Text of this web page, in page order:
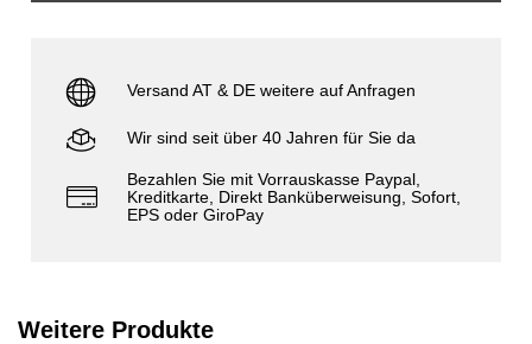
Versand AT & DE weitere auf Anfragen
Wir sind seit über 40 Jahren für Sie da
Bezahlen Sie mit Vorrauskasse Paypal,
Kreditkarte, Direkt Banküberweisung, Sofort,
EPS oder GiroPay
Weitere Produkte